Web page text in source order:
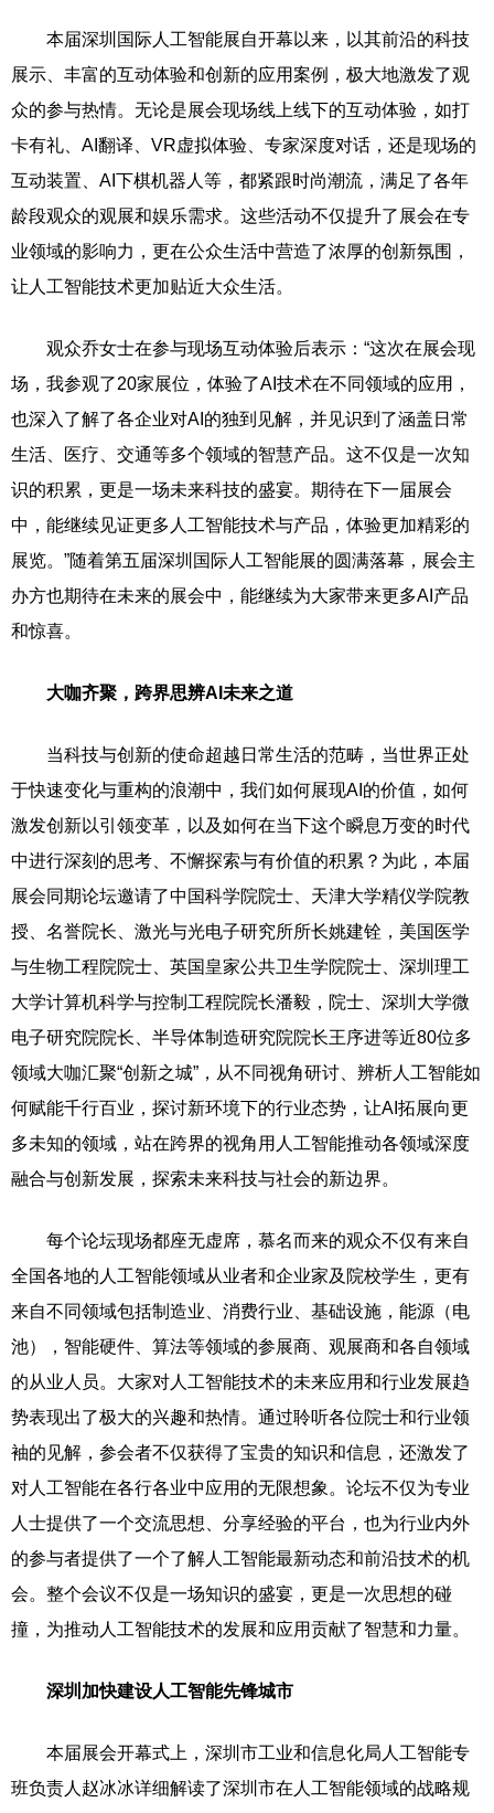
本届深圳国际人工智能展自开幕以来，以其前沿的科技
展示、丰富的互动体验和创新的应用案例，极大地激发了观
众的参与热情。无论是展会现场线上线下的互动体验，如打
卡有礼、AI翻译、VR虚拟体验、专家深度对话，还是现场的
互动装置、AI下棋机器人等，都紧跟时尚潮流，满足了各年
龄段观众的观展和娱乐需求。这些活动不仅提升了展会在专
业领域的影响力，更在公众生活中营造了浓厚的创新氛围，
让人工智能技术更加贴近大众生活。
观众乔女士在参与现场互动体验后表示：“这次在展会现
场，我参观了20家展位，体验了AI技术在不同领域的应用，
也深入了解了各企业对AI的独到见解，并见识到了涵盖日常
生活、医疗、交通等多个领域的智慧产品。这不仅是一次知
识的积累，更是一场未来科技的盛宴。期待在下一届展会
中，能继续见证更多人工智能技术与产品，体验更加精彩的
展览。”随着第五届深圳国际人工智能展的圆满落幕，展会主
办方也期待在未来的展会中，能继续为大家带来更多AI产品
和惊喜。
大咖齐聚，跨界思辨AI未来之道
当科技与创新的使命超越日常生活的范畴，当世界正处
于快速变化与重构的浪潮中，我们如何展现AI的价值，如何
激发创新以引领变革，以及如何在当下这个瞬息万变的时代
中进行深刻的思考、不懈探索与有价值的积累？为此，本届
展会同期论坛邀请了中国科学院院士、天津大学精仪学院教
授、名誉院长、激光与光电子研究所所长姚建铨，美国医学
与生物工程院院士、英国皇家公共卫生学院院士、深圳理工
大学计算机科学与控制工程院院长潘毅，院士、深圳大学微
电子研究院院长、半导体制造研究院院长王序进等近80位多
领域大咖汇聚“创新之城”，从不同视角研讨、辨析人工智能如
何赋能千行百业，探讨新环境下的行业态势，让AI拓展向更
多未知的领域，站在跨界的视角用人工智能推动各领域深度
融合与创新发展，探索未来科技与社会的新边界。
每个论坛现场都座无虚席，慕名而来的观众不仅有来自
全国各地的人工智能领域从业者和企业家及院校学生，更有
来自不同领域包括制造业、消费行业、基础设施，能源（电
池），智能硬件、算法等领域的参展商、观展商和各自领域
的从业人员。大家对人工智能技术的未来应用和行业发展趋
势表现出了极大的兴趣和热情。通过聆听各位院士和行业领
袖的见解，参会者不仅获得了宝贵的知识和信息，还激发了
对人工智能在各行各业中应用的无限想象。论坛不仅为专业
人士提供了一个交流思想、分享经验的平台，也为行业内外
的参与者提供了一个了解人工智能最新动态和前沿技术的机
会。整个会议不仅是一场知识的盛宴，更是一次思想的碰
撞，为推动人工智能技术的发展和应用贡献了智慧和力量。
深圳加快建设人工智能先锋城市
本届展会开幕式上，深圳市工业和信息化局人工智能专
班负责人赵冰冰详细解读了深圳市在人工智能领域的战略规